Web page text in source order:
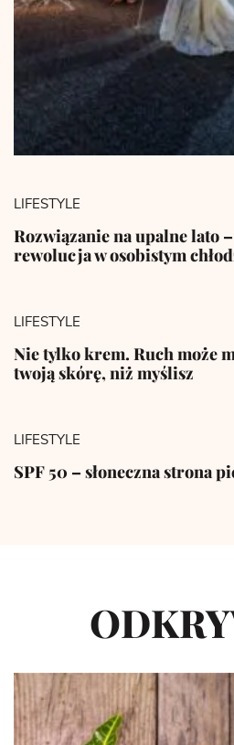
LIFESTYLE
Rozwiązanie na upalne lato
rewolucja w osobistym
LIFESTYLE
Nie tylko krem. Ruch może
twoją skórę, niż myślisz
LIFESTYLE
SPF 50 – słoneczna strona